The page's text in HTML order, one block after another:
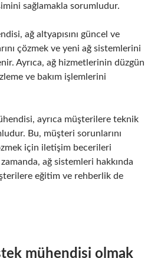
sağlamakla sorumludur.
ağ altyapısını güncel ve
çözmek ve yeni ağ sistemlerini
Ayrıca, ağ hizmetlerinin düzgün
ve bakım işlemlerini
ayrıca müşterilere teknik
Bu, müşteri sorunlarını
için iletişim becerileri
ağ sistemleri hakkında
eğitim ve rehberlik de
mühendisi olmak